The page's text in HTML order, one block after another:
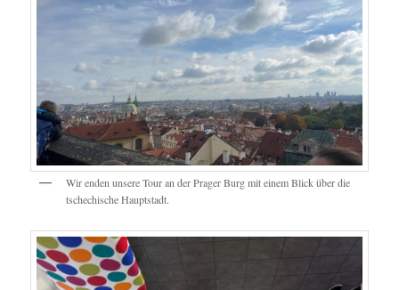
Wir enden unsere Tour an der Prager Burg mit einem Blick über die
tschechische Hauptstadt.